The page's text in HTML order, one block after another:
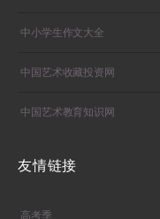
中小学生作文大全
中国艺术收藏投资网
中国艺术教育知识网
友情链接
高考季